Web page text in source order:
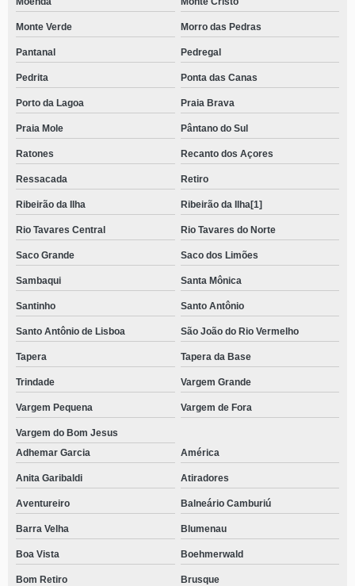
Monte Verde Morro das Pedras
Pantanal Pedregal
Pedrita Ponta das Canas
Porto da Lagoa Praia Brava
Praia Mole Pântano do Sul
Ratones Recanto dos Açores
Ressacada Retiro
Ribeirão da Ilha Ribeirão da Ilha[1]
Rio Tavares Central Rio Tavares do Norte
Saco Grande Saco dos Limões
Sambaqui Santa Mônica
Santinho Santo Antônio
Santo Antônio de Lisboa São João do Rio Vermelho
Tapera Tapera da Base
Trindade Vargem Grande
Vargem Pequena Vargem de Fora
Vargem do Bom Jesus
Adhemar Garcia
América
Anita Garibaldi Atiradores
Aventureiro Balneário Camburiú
Barra Velha Blumenau
Boa Vista Boehmerwald
Bom Retiro Brusque